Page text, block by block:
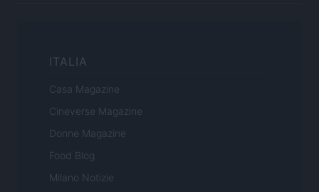
ITALIA
Casa Magazine
Cineverse Magazine
Donne Magazine
Food Blog
Milano Notizie